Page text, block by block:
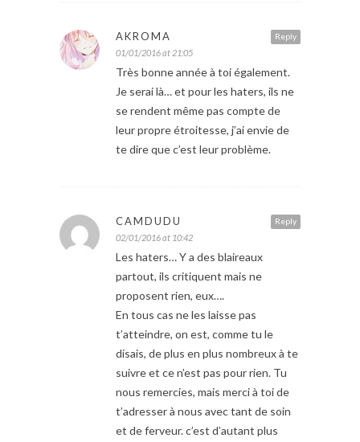
Reply
AKROMA
01/01/2016 at 21:05
Très bonne année à toi également.
Je serai là… et pour les haters, ils ne
se rendent même pas compte de
leur propre étroitesse, j’ai envie de
te dire que c’est leur problème.
Reply
CAMDUDU
02/01/2016 at 10:42
Les haters… Y a des blaireaux
partout, ils critiquent mais ne
proposent rien, eux….
En tous cas ne les laisse pas
t’atteindre, on est, comme tu le
disais, de plus en plus nombreux à te
suivre et ce n’est pas pour rien. Tu
nous remercies, mais merci à toi de
t’adresser à nous avec tant de soin
et de ferveur. c’est d’autant plus